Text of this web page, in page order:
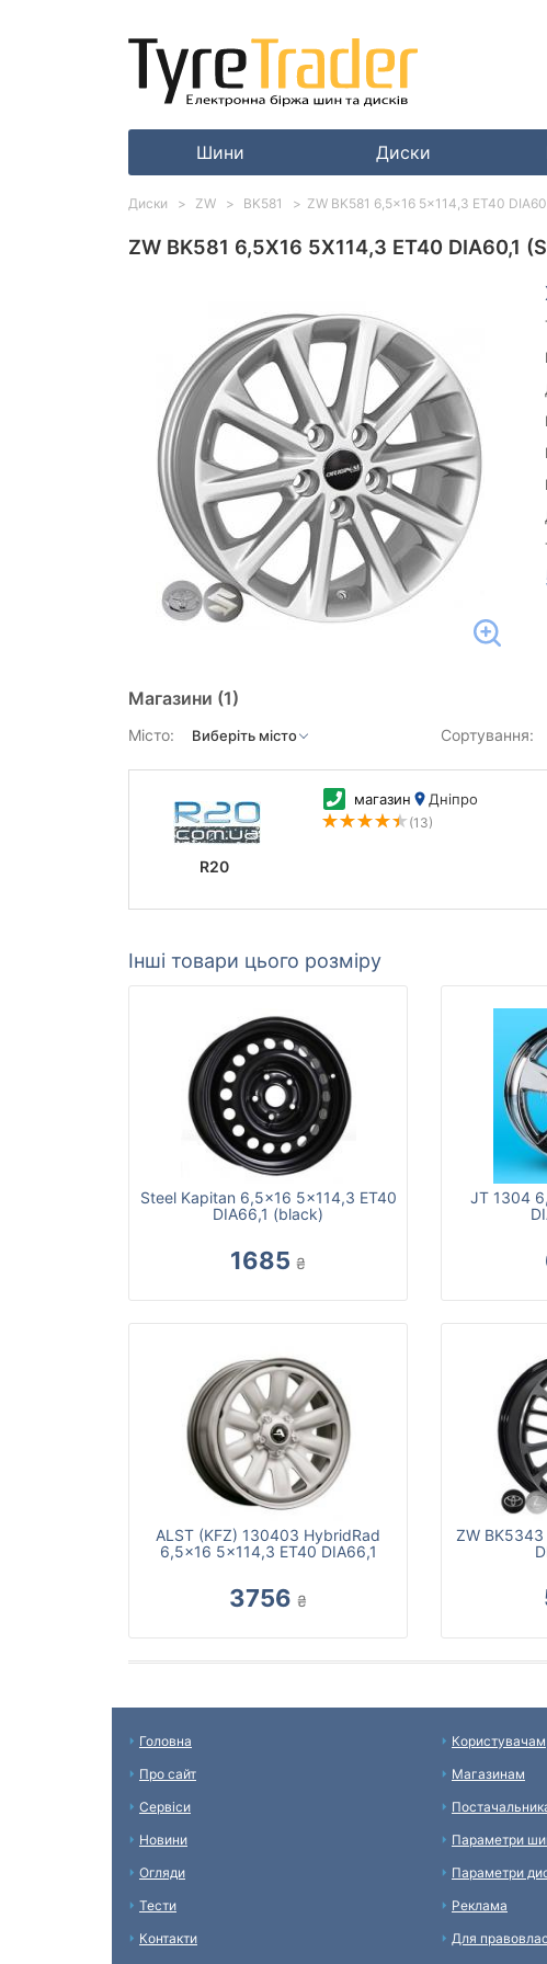
Шини Диски
ZW BK581 6,5X16 5X114,3 ET40 DIA60,1
Магазини (1)
Місто: Сортування:
R20
магазин Дніпро
(13)
Інші товари цього розміру
Steel Kapitan 6,5x16 5x114,3 ET40
DIA66,1 (black)
1685 ₴
JT 1304
ALST (KFZ) 130403 HybridRad
6,5x16 5x114,3 ET40 DIA66,1
3756 ₴
ZW
Диски ZW BK581 ZW BK581 6,5x16 5x114,3 ET40
Головна
Про сайт
Сервіси
Новини
Огляди
Тести
Контакти
Користувачам
Магазинам
Параметри
Параметри
Реклама
Для